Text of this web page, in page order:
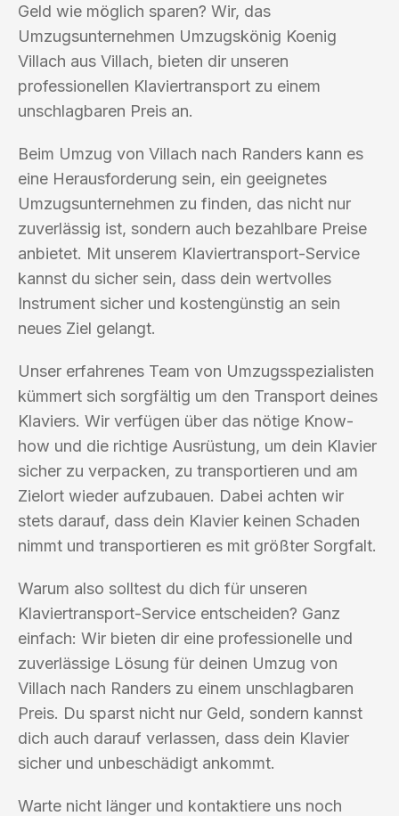
Geld wie möglich sparen? Wir, das
Umzugsunternehmen Umzugskönig Koenig
Villach aus Villach, bieten dir unseren
professionellen Klaviertransport zu einem
unschlagbaren Preis an.
Beim Umzug von Villach nach Randers kann es
eine Herausforderung sein, ein geeignetes
Umzugsunternehmen zu finden, das nicht nur
zuverlässig ist, sondern auch bezahlbare Preise
anbietet. Mit unserem Klaviertransport-Service
kannst du sicher sein, dass dein wertvolles
Instrument sicher und kostengünstig an sein
neues Ziel gelangt.
Unser erfahrenes Team von Umzugsspezialisten
kümmert sich sorgfältig um den Transport deines
Klaviers. Wir verfügen über das nötige Know-
how und die richtige Ausrüstung, um dein Klavier
sicher zu verpacken, zu transportieren und am
Zielort wieder aufzubauen. Dabei achten wir
stets darauf, dass dein Klavier keinen Schaden
nimmt und transportieren es mit größter Sorgfalt.
Warum also solltest du dich für unseren
Klaviertransport-Service entscheiden? Ganz
einfach: Wir bieten dir eine professionelle und
zuverlässige Lösung für deinen Umzug von
Villach nach Randers zu einem unschlagbaren
Preis. Du sparst nicht nur Geld, sondern kannst
dich auch darauf verlassen, dass dein Klavier
sicher und unbeschädigt ankommt.
Warte nicht länger und kontaktiere uns noch